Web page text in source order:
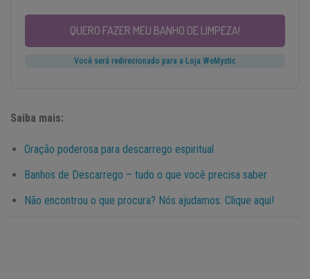
QUERO FAZER MEU BANHO DE LIMPEZA!
Você será redirecionado para a Loja WeMystic
Saiba mais:
Oração poderosa para descarrego espiritual
Banhos de Descarrego – tudo o que você precisa saber
Não encontrou o que procura? Nós ajudamos. Clique aqui!